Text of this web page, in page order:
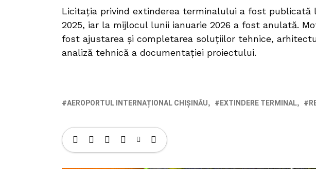
Licitația privind extinderea terminalului a fost publicată
2025, iar la mijlocul lunii ianuarie 2026 a fost anulată.
fost ajustarea și completarea soluțiilor tehnice,
analiză tehnică a documentației proiectului.
AEROPORTUL INTERNAȚIONAL CHIȘINĂU EXTINDERE TERMINAL